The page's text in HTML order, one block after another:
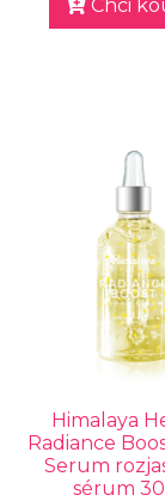
Chci
Himalaya
Radiance
Serum
sérum 30